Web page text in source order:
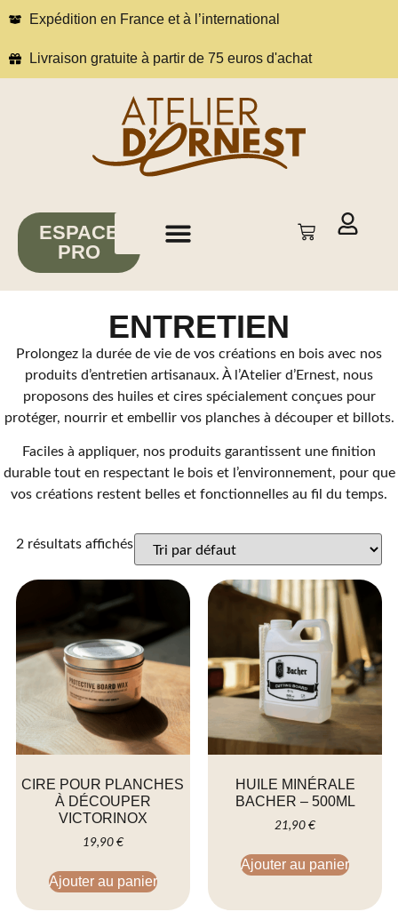
Expédition en France et à l’international
Livraison gratuite à partir de 75 euros d'achat
ESPACE
PRO
ENTRETIEN
Prolongez la durée de vie de vos créations en bois avec nos
produits d’entretien artisanaux. À l’Atelier d’Ernest, nous
proposons des huiles et cires spécialement conçues pour
protéger, nourrir et embellir vos planches à découper et billots.
Faciles à appliquer, nos produits garantissent une finition
durable tout en respectant le bois et l’environnement, pour que
vos créations restent belles et fonctionnelles au fil du temps.
2 résultats affichés
CIRE POUR PLANCHES
À DÉCOUPER
VICTORINOX
19,90 €
Ajouter au panier
HUILE MINÉRALE
BACHER – 500ML
21,90€
Ajouter au panier